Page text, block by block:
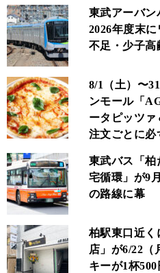
東武アーバン
2026年度末
不足・少子高
8/1（土）〜
ンモール「
ータピッツァ
注文ごとに必
東武バス「柏
宅循環」が9
の路線に幕
柏駅東口近
店」が6/22（
キーが1杯500